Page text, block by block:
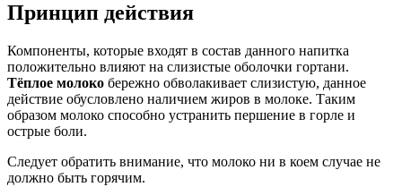
Принцип действия
Компоненты, которые входят в состав данного напитка
положительно влияют на слизистые оболочки гортани.
Тёплое молоко бережно обволакивает слизистую, данное
действие обусловлено наличием жиров в молоке. Таким
образом молоко способно устранить першение в горле и
острые боли.
Следует обратить внимание, что молоко ни в коем случае не
должно быть горячим.